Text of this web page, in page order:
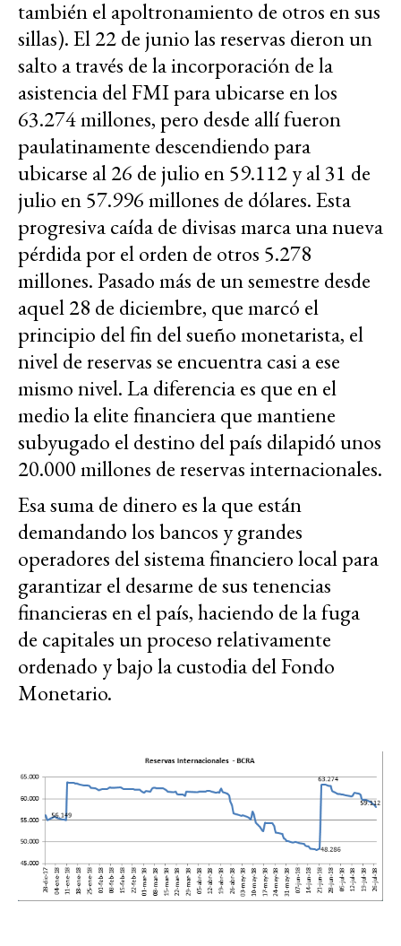
también el apoltronamiento de otros en sus
sillas). El 22 de junio las reservas dieron un
salto a través de la incorporación de la
asistencia del FMI para ubicarse en los
63.274 millones, pero desde allí fueron
paulatinamente descendiendo para
ubicarse al 26 de julio en 59.112 y al 31 de
julio en 57.996 millones de dólares. Esta
progresiva caída de divisas marca una nueva
pérdida por el orden de otros 5.278
millones. Pasado más de un semestre desde
aquel 28 de diciembre, que marcó el
principio del fin del sueño monetarista, el
nivel de reservas se encuentra casi a ese
mismo nivel. La diferencia es que en el
medio la elite financiera que mantiene
subyugado el destino del país dilapidó unos
20.000 millones de reservas internacionales.
Esa suma de dinero es la que están
demandando los bancos y grandes
operadores del sistema financiero local para
garantizar el desarme de sus tenencias
financieras en el país, haciendo de la fuga
de capitales un proceso relativamente
ordenado y bajo la custodia del Fondo
Monetario.